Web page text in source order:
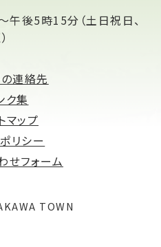
午後5時15分（土日祝日、
連絡先
ク集
マップ
リシー
せフォーム
TOWN